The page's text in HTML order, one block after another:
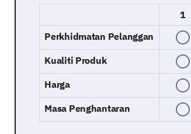
1
Perkhidmatan Pelanggan
Kualiti Produk
Harga
Masa Penghantaran